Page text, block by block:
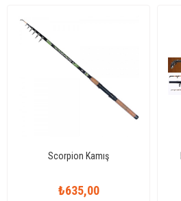
Scorpion Kamış
₺635,00